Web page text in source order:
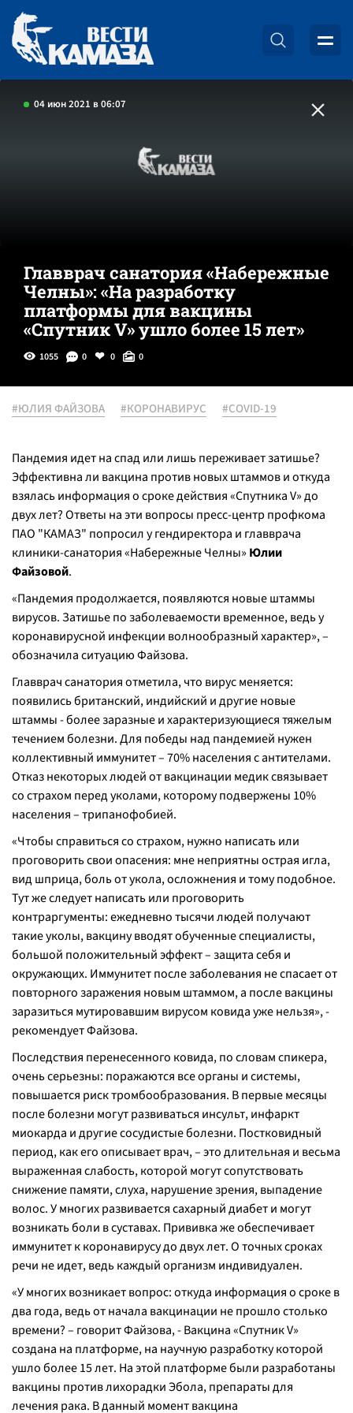
04 июн 2021 в 06:07
Главврач санатория «Набережные
Челны»: «На разработку
платформы для вакцины
«Спутник V» ушло более 15 лет»
1055 0 0 0
#ЮЛИЯ ФАЙЗОВА #КОРОНАВИРУС #COVID-19
Пандемия идет на спад или лишь переживает затишье?
Эффективна ли вакцина против новых штаммов и откуда
взялась информация о сроке действия «Спутника V» до
двух лет? Ответы на эти вопросы пресс-центр профкома
ПАО "КАМАЗ" попросил у гендиректора и главврача
клиники-санатория «Набережные Челны» Юлии
Файзовой.
«Пандемия продолжается, появляются новые штаммы
вирусов. Затишье по заболеваемости временное, ведь у
коронавирусной инфекции волнообразный характер», –
обозначила ситуацию Файзова.
Главврач санатория отметила, что вирус меняется:
появились британский, индийский и другие новые
штаммы - более заразные и характеризующиеся тяжелым
течением болезни. Для победы над пандемией нужен
коллективный иммунитет – 70% населения с антителами.
Отказ некоторых людей от вакцинации медик связывает
со страхом перед уколами, которому подвержены 10%
населения – трипанофобией.
«Чтобы справиться со страхом, нужно написать или
проговорить свои опасения: мне неприятны острая игла,
вид шприца, боль от укола, осложнения и тому подобное.
Тут же следует написать или проговорить
контраргументы: ежедневно тысячи людей получают
такие уколы, вакцину вводят обученные специалисты,
большой положительный эффект – защита себя и
окружающих. Иммунитет после заболевания не спасает от
повторного заражения новым штаммом, а после вакцины
заразиться мутировавшим вирусом ковида уже нельзя», -
рекомендует Файзова.
Последствия перенесенного ковида, по словам спикера,
очень серьезны: поражаются все органы и системы,
повышается риск тромбообразования. В первые месяцы
после болезни могут развиваться инсульт, инфаркт
миокарда и другие сосудистые болезни. Постковидный
период, как его описывает врач, – это длительная и весьма
выраженная слабость, которой могут сопутствовать
снижение памяти, слуха, нарушение зрения, выпадение
волос. У многих развивается сахарный диабет и могут
возникать боли в суставах. Прививка же обеспечивает
иммунитет к коронавирусу до двух лет. О точных сроках
речи не идет, ведь каждый организм индивидуален.
«У многих возникает вопрос: откуда информация о сроке в
два года, ведь от начала вакцинации не прошло столько
времени? – говорит Файзова, - Вакцина «Спутник V»
создана на платформе, на научную разработку которой
ушло более 15 лет. На этой платформе были разработаны
вакцины против лихорадки Эбола, препараты для
лечения рака. В данный момент вакцина